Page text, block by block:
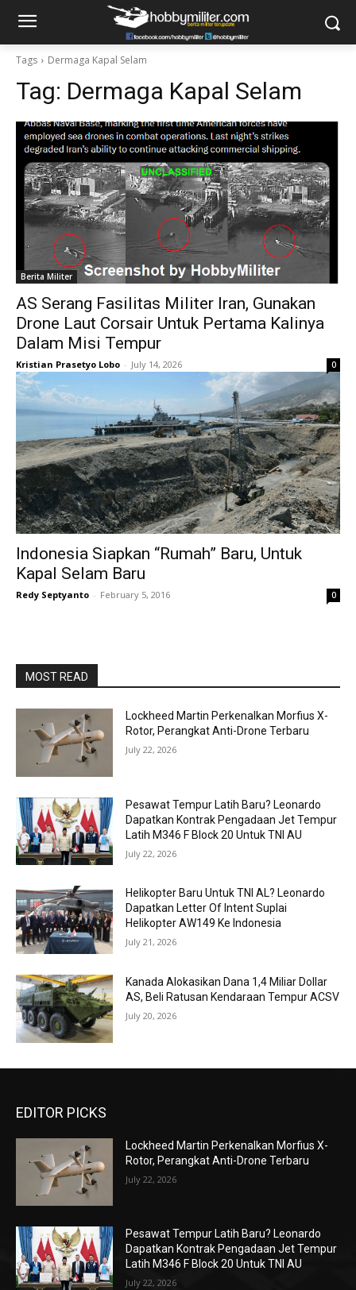
Tags Dermaga Kapal Selam
Tag: Dermaga Kapal Selam
Berita Militer
AS Serang Fasilitas Militer Iran, Gunakan
Drone Laut Corsair Untuk Pertama Kalinya
Dalam Misi Tempur
Kristian Prasetyo Lobo - July 14, 2026 0
Indonesia Siapkan “Rumah” Baru, Untuk
Kapal Selam Baru
Redy Septyanto - February 5, 2016 0
MOST READ
Lockheed Martin Perkenalkan Morfius X-
Rotor, Perangkat Anti-Drone Terbaru
July 22, 2026
Pesawat Tempur Latih Baru? Leonardo
Dapatkan Kontrak Pengadaan Jet Tempur
Latih M346 F Block 20 Untuk TNI AU
July 22, 2026
Helikopter Baru Untuk TNI AL? Leonardo
Dapatkan Letter Of Intent Suplai
Helikopter AW149 Ke Indonesia
July 21, 2026
Kanada Alokasikan Dana 1,4 Miliar Dollar
AS, Beli Ratusan Kendaraan Tempur ACSV
July 20, 2026
EDITOR PICKS
Lockheed Martin Perkenalkan Morfius X-
Rotor, Perangkat Anti-Drone Terbaru
July 22, 2026
Pesawat Tempur Latih Baru? Leonardo
Dapatkan Kontrak Pengadaan Jet Tempur
Latih M346 F Block 20 Untuk TNI AU
July 22, 2026